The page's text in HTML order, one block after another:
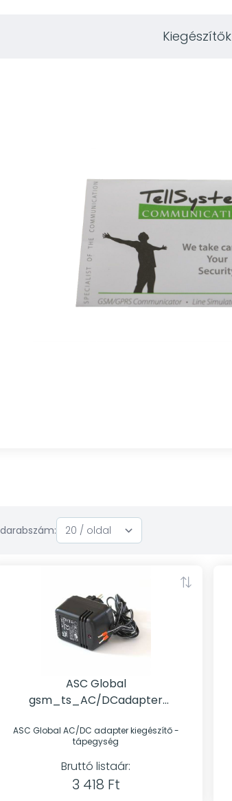
Kiegészítők
ASC Global
gsm_ts_AC/DCadapter
ASC Global AC/DC adapter kiegészítő -
tápegység
Bruttó listaár:
3 418 Ft